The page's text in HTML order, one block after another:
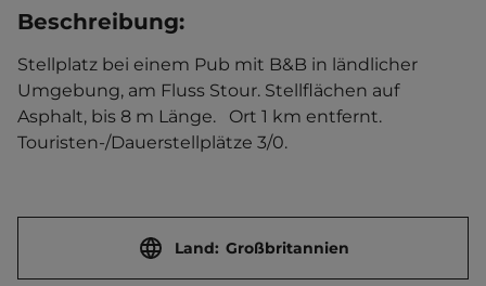
Beschreibung:
Stellplatz bei einem Pub mit B&B in ländlicher
Umgebung, am Fluss Stour. Stellflächen auf
Asphalt, bis 8 m Länge.   Ort 1 km entfernt.
Touristen-/Dauerstellplätze 3/0.
Land: Großbritannien